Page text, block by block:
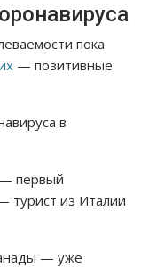
пока
— позитивные
в
первый
турист из Италии
— уже